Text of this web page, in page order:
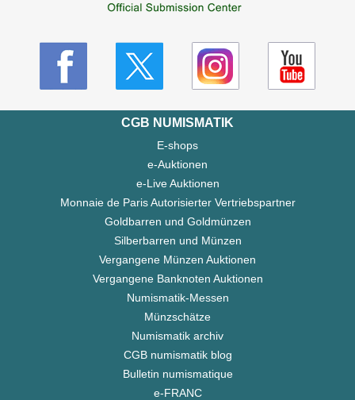
CGB NUMISMATIK
E-shops
e-Auktionen
e-Live Auktionen
Monnaie de Paris Autorisierter Vertriebspartner
Goldbarren und Goldmünzen
Silberbarren und Münzen
Vergangene Münzen Auktionen
Vergangene Banknoten Auktionen
Numismatik-Messen
Münzschätze
Numismatik archiv
CGB numismatik blog
Bulletin numismatique
e-FRANC